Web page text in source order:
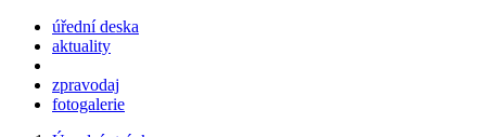
úřední deska
aktuality
zpravodaj
fotogalerie